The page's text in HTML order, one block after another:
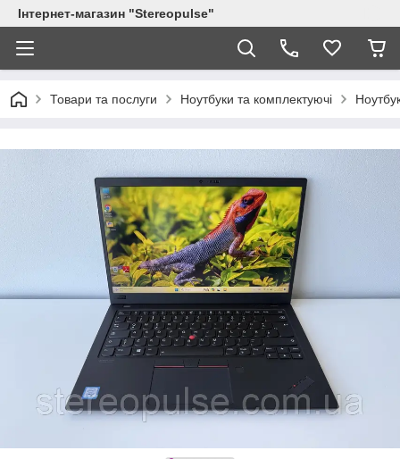
Інтернет-магазин "Stereopulse"
Товари та послуги Ноутбуки та комплектуючі